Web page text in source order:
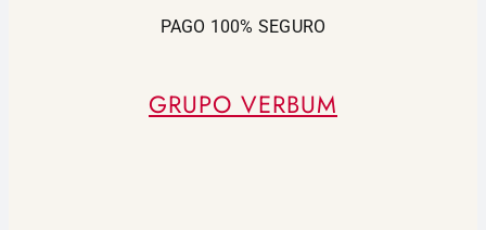
PAGO 100% SEGURO
GRUPO VERBUM